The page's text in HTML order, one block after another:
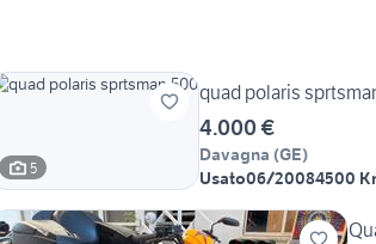
5
quad polaris
4.000 €
Davagna (GE)
Usato06/20084500